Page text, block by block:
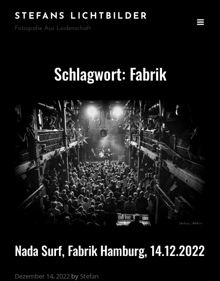
STEFANS LICHTBILDER
Fotografie Aus Leidenschaft
Schlagwort: Fabrik
Nada Surf, Fabrik Hamburg, 14.12.2022
Dezember 14, 2022 by Stefan